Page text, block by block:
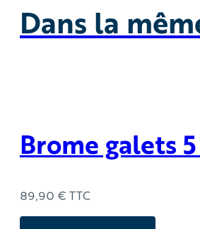
Dans la
Brome galets
89,90 € TTC